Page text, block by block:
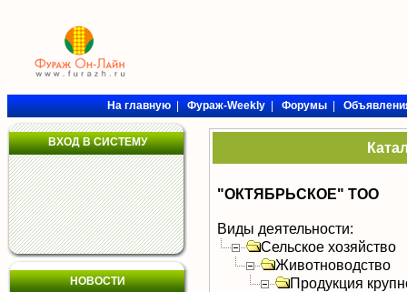
На главную|Фураж-Weekly|Форумы|
ВХОД В СИСТЕМУ
НОВОСТИ
"ОКТЯБРЬСКОЕ" ТОО
Виды деятельности:
Сельское хозяйство
Животноводство
Продукция